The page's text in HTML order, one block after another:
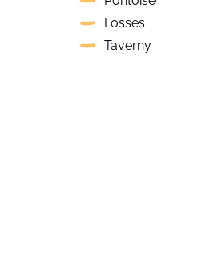
Fosses
Taverny